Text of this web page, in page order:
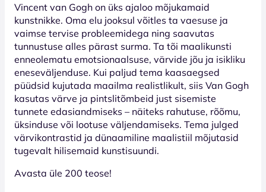
Vincent van Gogh on üks ajaloo mõjukamaid
kunstnikke. Oma elu jooksul võitles ta vaesuse ja
vaimse tervise probleemidega ning saavutas
tunnustuse alles pärast surma. Ta tõi maalikunsti
enneolematu emotsionaalsuse, värvide jõu ja isikliku
eneseväljenduse. Kui paljud tema kaasaegsed
püüdsid kujutada maailma realistlikult, siis Van Gogh
kasutas värve ja pintslitõmbeid just sisemiste
tunnete edasiandmiseks – näiteks rahutuse, rõõmu,
üksinduse või lootuse väljendamiseks. Tema julged
värvikontrastid ja dünaamiline maalistiil mõjutasid
tugevalt hilisemaid kunstisuundi.
Avasta üle 200 teose!